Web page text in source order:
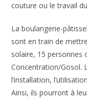
couture ou le travail
La boulangerie-
sont en train de
solaire, 15 personnes
Concentration/Gosol.
l’installation,
Ainsi, ils pourront à